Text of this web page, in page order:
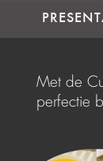
Met de
perfectie